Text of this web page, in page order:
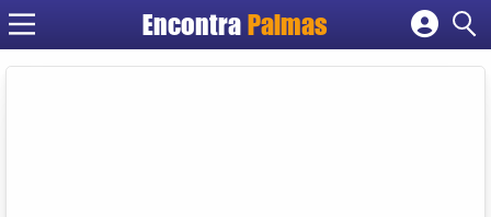
Encontra Palmas
Cadastrar empresa